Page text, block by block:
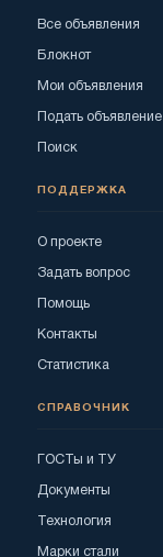
Все объявления
Блокнот
Мои объявления
Подать объявление
Поиск
ПОДДЕРЖКА
О проекте
Задать вопрос
Помощь
Контакты
Статистика
СПРАВОЧНИК
ГОСТы и ТУ
Документы
Технология
Марки стали